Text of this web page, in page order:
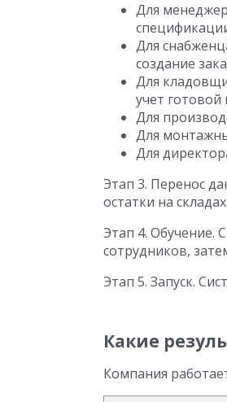
Для
Для
создание
Для
учет
Для
Для
Для
Этап 3. Перенос
остатки на
Этап 4. Обучение.
сотрудников,
Этап 5. Запуск.
Какие
Компания